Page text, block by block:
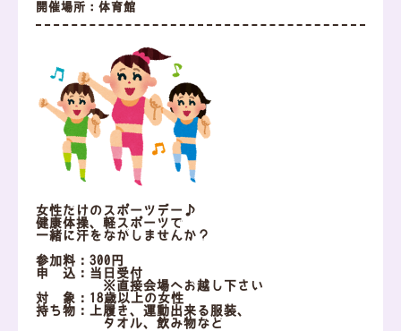
開催場所：体育館
女性だけのスポーツデー♪
健康体操、軽スポーツで
一緒に汗をながしませんか？
参加料：300円
申 込：当日受付
※直接会場へお越し下さい
対 象：18歳以上の女性
持ち物：上履き、運動出来る服装、
タオル、飲み物など